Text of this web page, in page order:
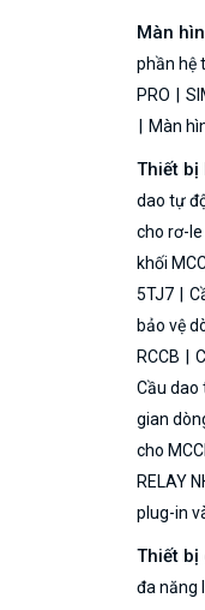
Màn
phần hệ
PRO
Màn
Thiết bị
dao tự
cho rơ-
khối
5TJ7
bảo vệ
RCCB
Cầu dao
gian
cho
RELAY
plug-in
Thiết bị
đa năng